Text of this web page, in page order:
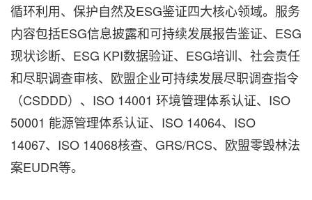
循环利用、保护自然及ESG鉴证四大核心领域。服务
内容包括ESG信息披露和可持续发展报告鉴证、ESG
现状诊断、ESG KPI数据验证、ESG培训、社会责任
和尽职调查审核、欧盟企业可持续发展尽职调查指令
（CSDDD）、ISO 14001 环境管理体系认证、ISO
50001 能源管理体系认证、ISO 14064、ISO
14067、ISO 14068核查、GRS/RCS、欧盟零毁林法
案EUDR等。